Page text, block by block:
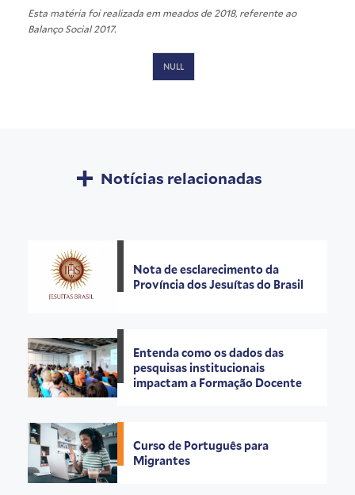
Esta matéria foi realizada em meados de 2018, referente ao
Balanço Social 2017.
NULL
Notícias relacionadas
Nota de esclarecimento da
Província dos Jesuítas do Brasil
Entenda como os dados das
pesquisas institucionais
impactam a Formação Docente
Curso de Português para
Migrantes